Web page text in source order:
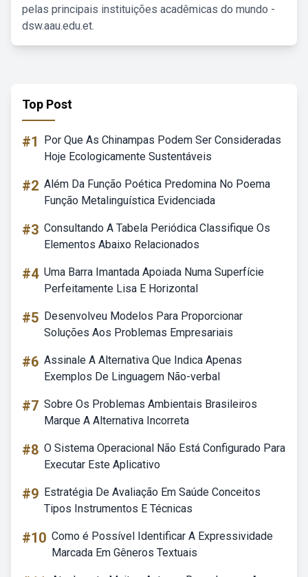
pelas principais instituições acadêmicas do mundo -
dsw.aau.edu.et.
Top Post
#1
Por Que As Chinampas Podem Ser Consideradas
Hoje Ecologicamente Sustentáveis
#2 Além Da Função Poética Predomina No Poema
Função Metalinguística Evidenciada
#3 Consultando A Tabela Periódica Classifique Os
Elementos Abaixo Relacionados
#4 Uma Barra Imantada Apoiada Numa Superfície
Perfeitamente Lisa E Horizontal
#5 Desenvolveu Modelos Para Proporcionar
Soluções Aos Problemas Empresariais
#6 Assinale A Alternativa Que Indica Apenas
Exemplos De Linguagem Não-verbal
#7 Sobre Os Problemas Ambientais Brasileiros
Marque A Alternativa Incorreta
#8 O Sistema Operacional Não Está Configurado Para
Executar Este Aplicativo
#9 Estratégia De Avaliação Em Saúde Conceitos
Tipos Instrumentos E Técnicas
#10 Como é Possível Identificar A Expressividade
Marcada Em Gêneros Textuais